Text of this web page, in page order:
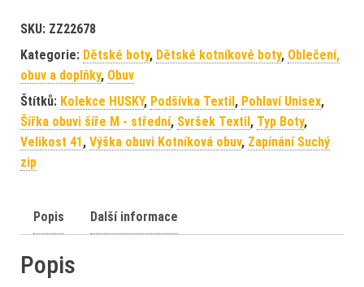
SKU: ZZ22678
Kategorie: Dětské boty, Dětské kotníkové boty, Oblečení,
obuv a doplňky, Obuv
Štítků: Kolekce HUSKY, Podšívka Textil, Pohlaví Unisex,
Šířka obuvi šíře M - střední, Svršek Textil, Typ Boty,
Velikost 41, Výška obuvi Kotníková obuv, Zapínání Suchý
zip
Popis Další informace
Popis